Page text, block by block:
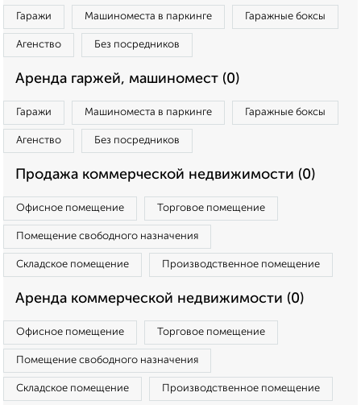
Гаражи Машиноместа в паркинге Гаражные боксы
Агенство Без посредников
Аренда гаржей, машиномест (0)
Гаражи Машиноместа в паркинге Гаражные боксы
Агенство Без посредников
Продажа коммерческой недвижимости (0)
Офисное помещение Торговое помещение
Помещение свободного назначения
Складское помещение Производственное помещение
Аренда коммерческой недвижимости (0)
Офисное помещение Торговое помещение
Помещение свободного назначения
Складское помещение Производственное помещение